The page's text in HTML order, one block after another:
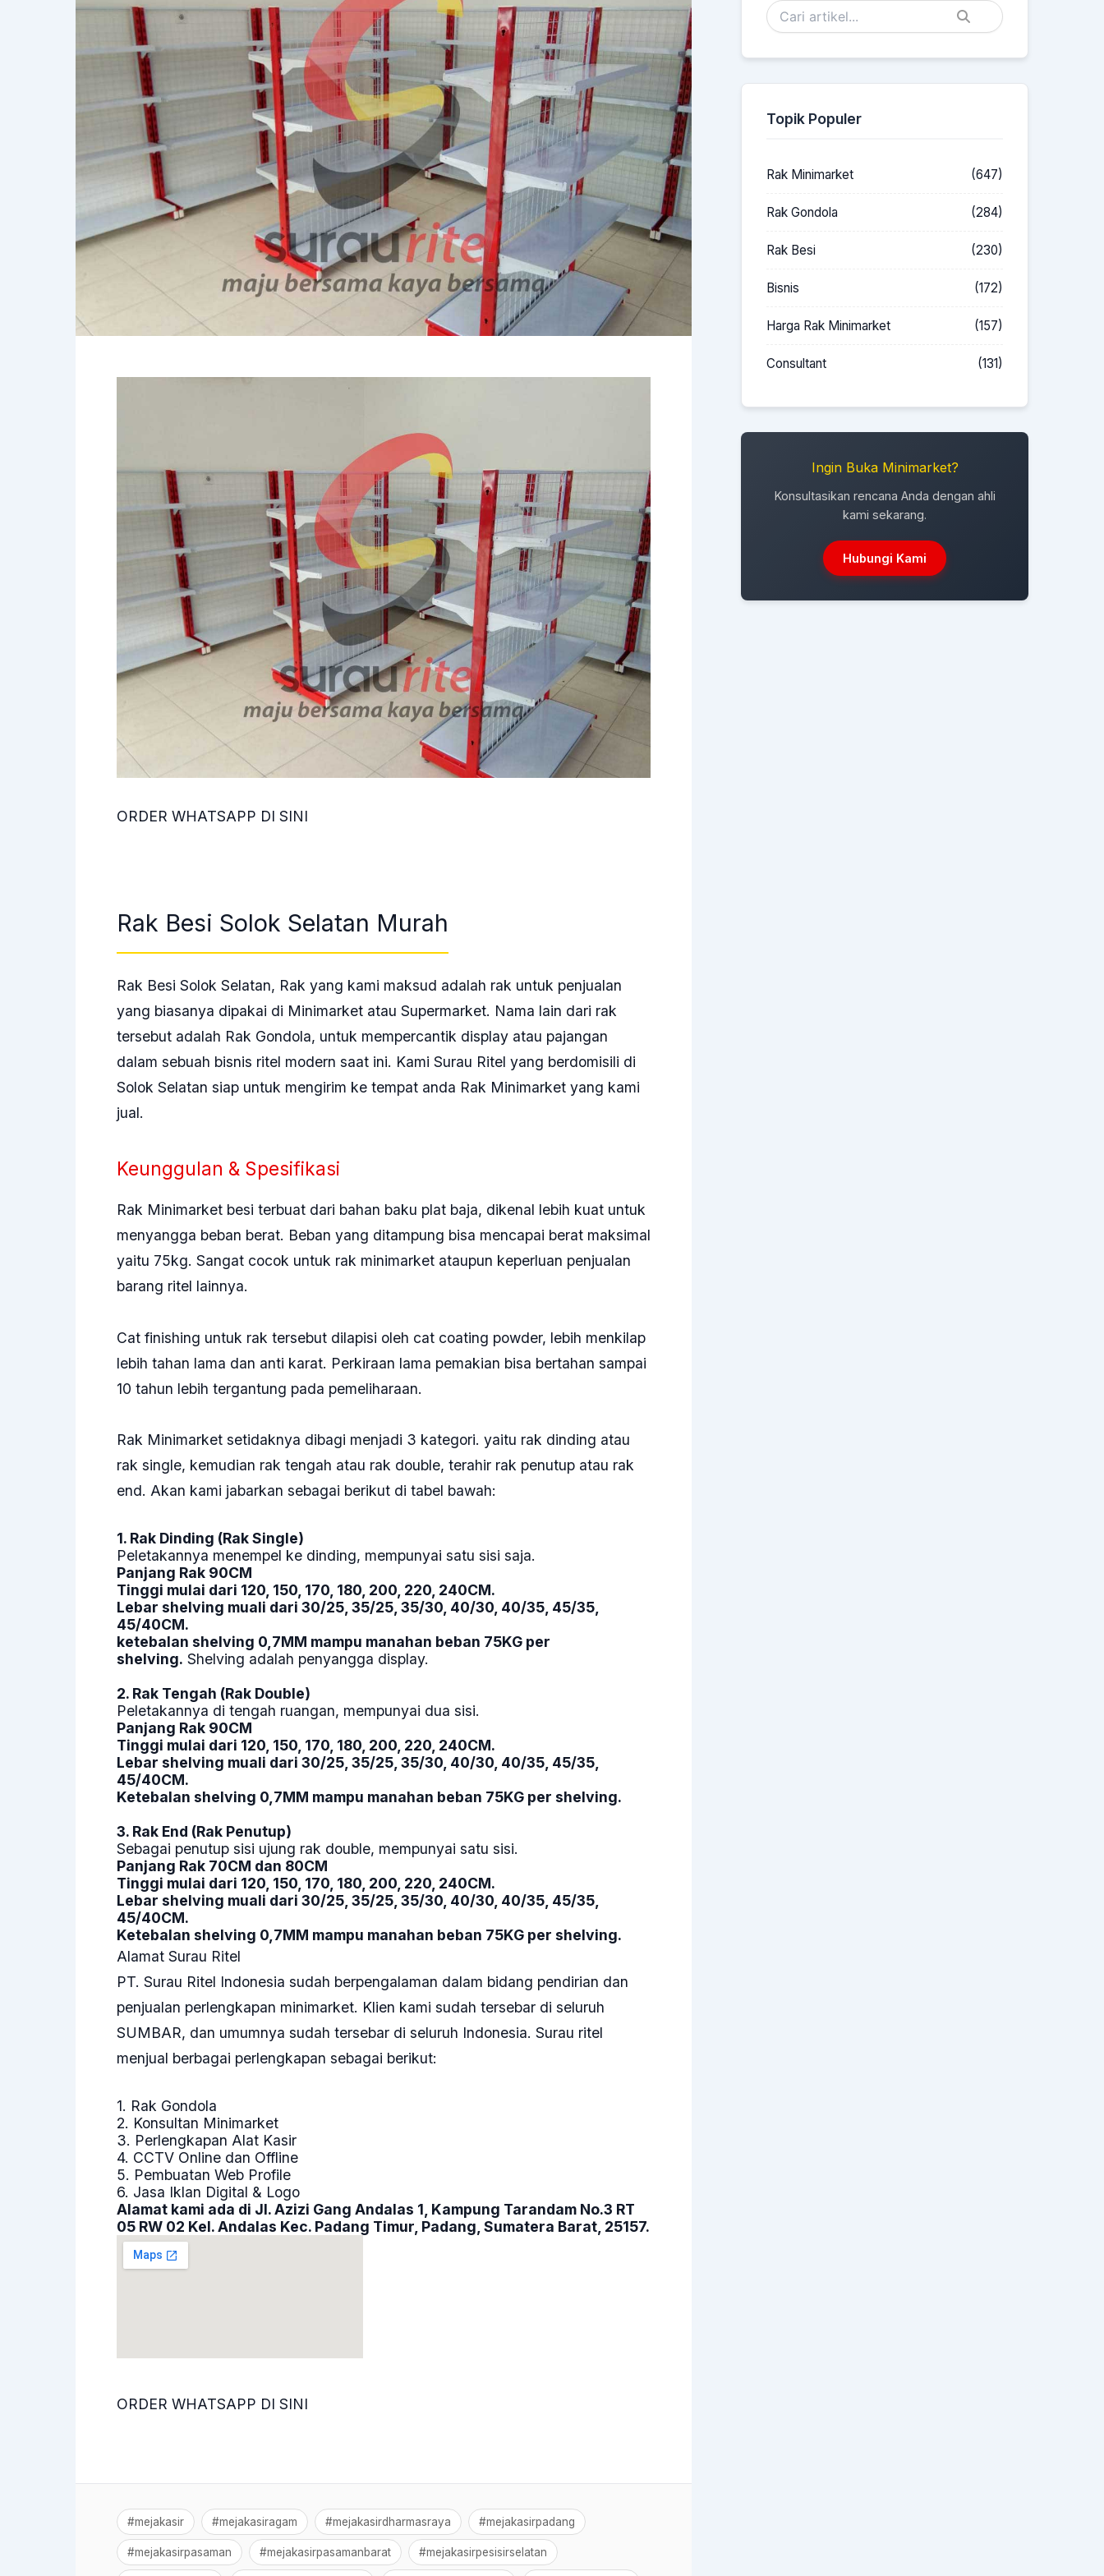
ORDER WHATSAPP DI SINI
Rak Besi Solok Selatan Murah
Rak Besi Solok Selatan, Rak yang kami maksud adalah rak untuk penjualan
yang biasanya dipakai di Minimarket atau Supermarket. Nama lain dari rak
tersebut adalah Rak Gondola, untuk mempercantik display atau pajangan
dalam sebuah bisnis ritel modern saat ini. Kami Surau Ritel yang berdomisili di
Solok Selatan siap untuk mengirim ke tempat anda Rak Minimarket yang kami
jual.
Keunggulan & Spesifikasi
Rak Minimarket besi terbuat dari bahan baku plat baja, dikenal lebih kuat untuk
menyangga beban berat. Beban yang ditampung bisa mencapai berat maksimal
yaitu 75kg. Sangat cocok untuk rak minimarket ataupun keperluan penjualan
barang ritel lainnya.
Cat finishing untuk rak tersebut dilapisi oleh cat coating powder, lebih menkilap
lebih tahan lama dan anti karat. Perkiraan lama pemakian bisa bertahan sampai
10 tahun lebih tergantung pada pemeliharaan.
Rak Minimarket setidaknya dibagi menjadi 3 kategori. yaitu rak dinding atau
rak single, kemudian rak tengah atau rak double, terahir rak penutup atau rak
end. Akan kami jabarkan sebagai berikut di tabel bawah:
1. Rak Dinding (Rak Single)
Peletakannya menempel ke dinding, mempunyai satu sisi saja.
Panjang Rak 90CM
Tinggi mulai dari 120, 150, 170, 180, 200, 220, 240CM.
Lebar shelving muali dari 30/25, 35/25, 35/30, 40/30, 40/35, 45/35,
45/40CM.
ketebalan shelving 0,7MM mampu manahan beban 75KG per
shelving. Shelving adalah penyangga display.
2. Rak Tengah (Rak Double)
Peletakannya di tengah ruangan, mempunyai dua sisi.
Panjang Rak 90CM
Tinggi mulai dari 120, 150, 170, 180, 200, 220, 240CM.
Lebar shelving muali dari 30/25, 35/25, 35/30, 40/30, 40/35, 45/35,
45/40CM.
Ketebalan shelving 0,7MM mampu manahan beban 75KG per shelving.
3. Rak End (Rak Penutup)
Sebagai penutup sisi ujung rak double, mempunyai satu sisi.
Panjang Rak 70CM dan 80CM
Tinggi mulai dari 120, 150, 170, 180, 200, 220, 240CM.
Lebar shelving muali dari 30/25, 35/25, 35/30, 40/30, 40/35, 45/35,
45/40CM.
Ketebalan shelving 0,7MM mampu manahan beban 75KG per shelving.
Alamat Surau Ritel
PT. Surau Ritel Indonesia sudah berpengalaman dalam bidang pendirian dan
penjualan perlengkapan minimarket. Klien kami sudah tersebar di seluruh
SUMBAR, dan umumnya sudah tersebar di seluruh Indonesia. Surau ritel
menjual berbagai perlengkapan sebagai berikut:
1. Rak Gondola
2. Konsultan Minimarket
3. Perlengkapan Alat Kasir
4. CCTV Online dan Offline
5. Pembuatan Web Profile
6. Jasa Iklan Digital & Logo
Alamat kami ada di Jl. Azizi Gang Andalas 1, Kampung Tarandam No.3 RT
05 RW 02 Kel. Andalas Kec. Padang Timur, Padang, Sumatera Barat, 25157.
ORDER WHATSAPP DI SINI
#mejakasir #mejakasiragam #mejakasirdharmasraya #mejakasirpadang
#mejakasirpasaman #mejakasirpasamanbarat #mejakasirpesisirselatan
Topik Populer
Rak Minimarket (647)
Rak Gondola (284)
Rak Besi (230)
Bisnis (172)
Harga Rak Minimarket (157)
Consultant (131)
Ingin Buka Minimarket?
Konsultasikan rencana Anda dengan ahli
kami sekarang.
Hubungi Kami